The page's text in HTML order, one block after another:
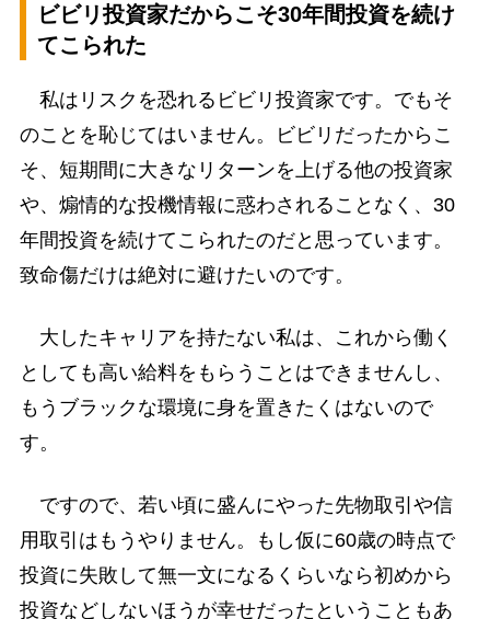
ビビリ投資家だからこそ30年間投資を続け
てこられた
私はリスクを恐れるビビリ投資家です。でもそ
のことを恥じてはいません。ビビリだったからこ
そ、短期間に大きなリターンを上げる他の投資家
や、煽情的な投機情報に惑わされることなく、30
年間投資を続けてこられたのだと思っています。
致命傷だけは絶対に避けたいのです。
大したキャリアを持たない私は、これから働く
としても高い給料をもらうことはできませんし、
もうブラックな環境に身を置きたくはないので
す。
ですので、若い頃に盛んにやった先物取引や信
用取引はもうやりません。もし仮に60歳の時点で
投資に失敗して無一文になるくらいなら初めから
投資などしないほうが幸せだったということもあ